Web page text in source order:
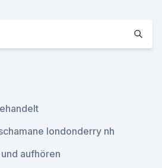
londonderry nh
aufhören